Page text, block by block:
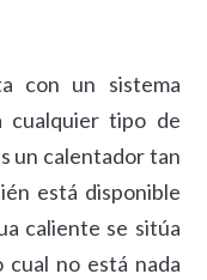
con un sistema
cualquier tipo de
un calentador tan
está disponible
caliente se sitúa
no está nada